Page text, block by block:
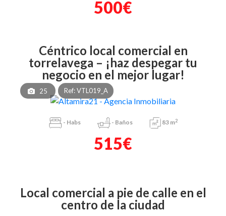
500€
céntrico local comercial en
torrelavega – ¡haz despegar tu
negocio en el mejor lugar!
25 Ref: VTL019_A
- Habs - Baños 83 m2
515€
local comercial a pie de calle en el
centro de la ciudad